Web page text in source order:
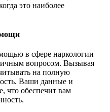
это наиболее
в сфере наркологии
вопросом. Вызывая
на полную
Ваши данные и
что обеспечит вам